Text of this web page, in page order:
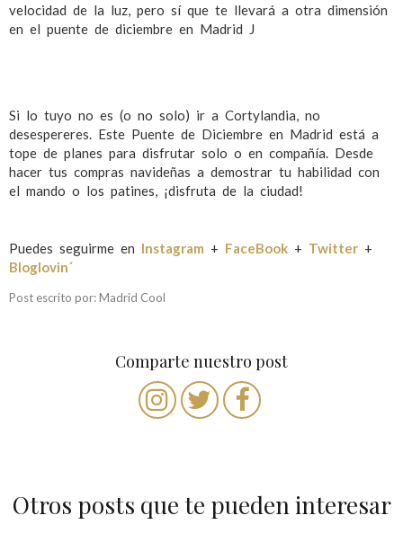
velocidad de la luz, pero sí que te llevará a otra dimensión
en el puente de diciembre en Madrid J
Si lo tuyo no es (o no solo) ir a Cortylandia, no
desespereres. Este Puente de Diciembre en Madrid está a
tope de planes para disfrutar solo o en compañía. Desde
hacer tus compras navideñas a demostrar tu habilidad con
el mando o los patines, ¡disfruta de la ciudad!
Puedes seguirme en Instagram + FaceBook + Twitter +
Bloglovin´
Post escrito por: Madrid Cool
Comparte nuestro post
Otros posts que te pueden interesar